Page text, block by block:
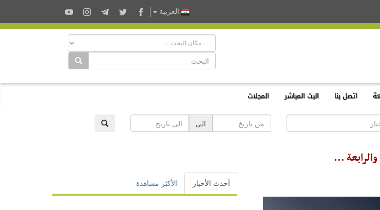
العربية
اتصل بنا البث المباشر المجلات
الى
...
أحدث الأخبار الأكثر مشاهدة